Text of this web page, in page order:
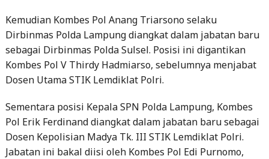
Kemudian Kombes Pol Anang Triarsono selaku
Dirbinmas Polda Lampung diangkat dalam jabatan baru
sebagai Dirbinmas Polda Sulsel. Posisi ini digantikan
Kombes Pol V Thirdy Hadmiarso, sebelumnya menjabat
Dosen Utama STIK Lemdiklat Polri.
Sementara posisi Kepala SPN Polda Lampung, Kombes
Pol Erik Ferdinand diangkat dalam jabatan baru sebagai
Dosen Kepolisian Madya Tk. III STIK Lemdiklat Polri.
Jabatan ini bakal diisi oleh Kombes Pol Edi Purnomo,